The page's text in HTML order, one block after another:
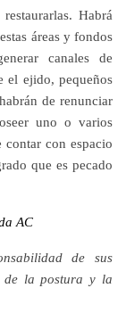
Habrá
áreas y fondos
canales de
el ejido, pequeños
de renunciar
uno o varios
con espacio
que es pecado
AC
de sus
de la postura y la